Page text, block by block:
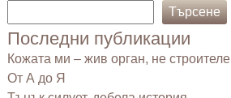
Търсене
Последни публикации
Кожата ми – жив орган, не
От А до Я